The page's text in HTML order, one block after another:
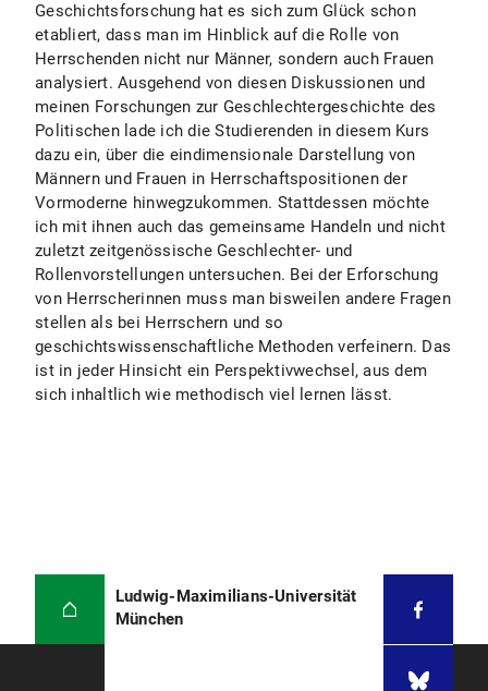
Geschichtsforschung hat es sich zum Glück schon
etabliert, dass man im Hinblick auf die Rolle von
Herrschenden nicht nur Männer, sondern auch Frauen
analysiert. Ausgehend von diesen Diskussionen und
meinen Forschungen zur Geschlechtergeschichte des
Politischen lade ich die Studierenden in diesem Kurs
dazu ein, über die eindimensionale Darstellung von
Männern und Frauen in Herrschaftspositionen der
Vormoderne hinwegzukommen. Stattdessen möchte
ich mit ihnen auch das gemeinsame Handeln und nicht
zuletzt zeitgenössische Geschlechter- und
Rollenvorstellungen untersuchen. Bei der Erforschung
von Herrscherinnen muss man bisweilen andere Fragen
stellen als bei Herrschern und so
geschichtswissenschaftliche Methoden verfeinern. Das
ist in jeder Hinsicht ein Perspektivwechsel, aus dem
sich inhaltlich wie methodisch viel lernen lässt.
Ludwig-Maximilians-Universität
München